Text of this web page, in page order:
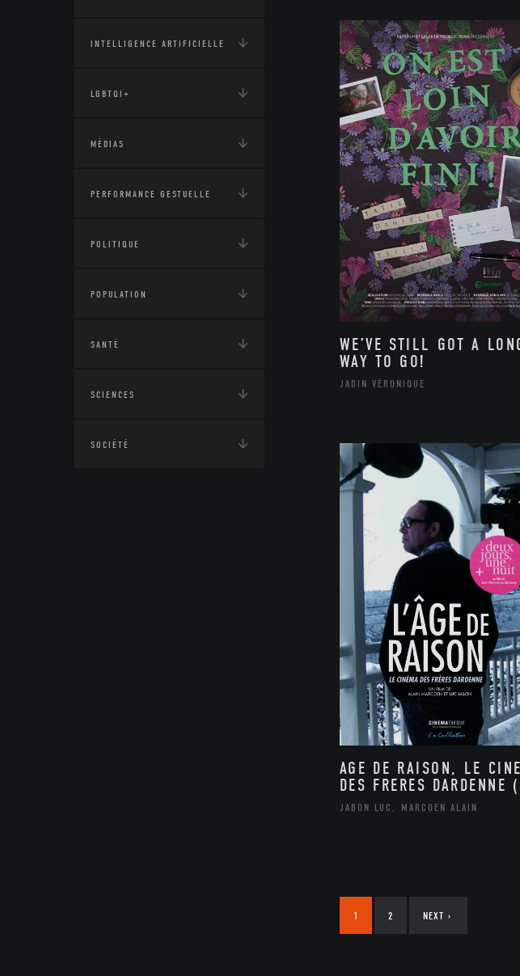
INTELLIGENCE ARTIFICIELLE
LGBTQI+
MÉDIAS
PERFORMANCE GESTUELLE
POLITIQUE
POPULATION
SANTÉ
SCIENCES
SOCIÉTÉ
WE’VE STILL GOT A
WAY TO GO!
JADIN VÉRONIQUE
AGE DE RAISON, LE
DES FRERES DARDENNE
JABON LUC, MARCOEN ALAIN
1 2 NEXT ›